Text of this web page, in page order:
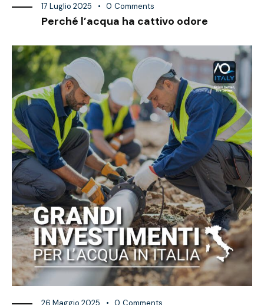
17 Luglio 2025 0 Comments
Perché l’acqua ha cattivo odore
26 Maggio 2025 0 Comments